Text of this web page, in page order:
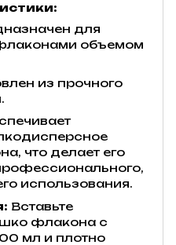
для
объемом
из прочного
что делает его
использования.
Вставьте
флакона с
мл и плотно